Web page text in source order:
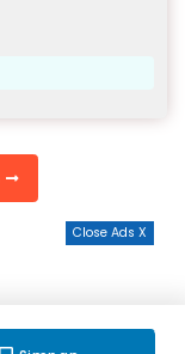
Close Ads X